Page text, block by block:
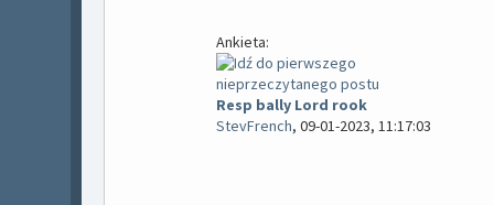
Ankieta:
Resp bally Lord rook
StevFrench, 09-01-2023, 11:17:03